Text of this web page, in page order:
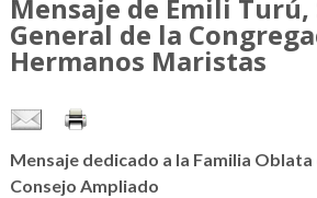
Mensaje de Emili
General de la
Hermanos Maristas
Mensaje dedicado a la Familia
Consejo Ampliado